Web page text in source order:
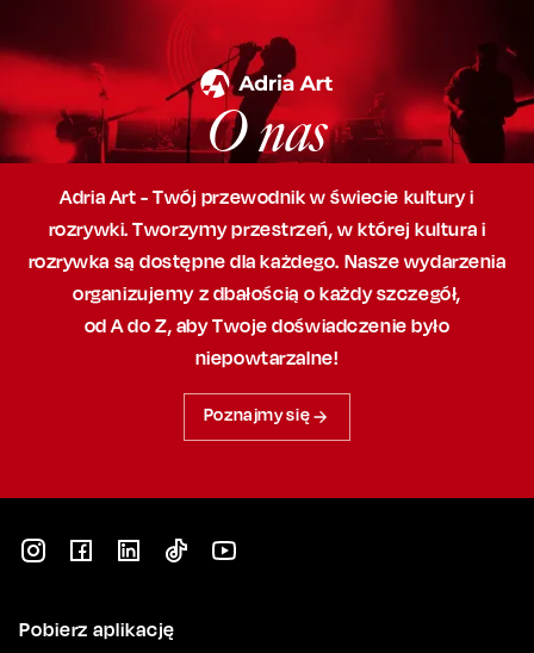
O nas
Adria Art - Twój przewodnik w świecie kultury i
rozrywki. Tworzymy przestrzeń,w której kultura i
rozrywka są dostępne dla każdego. Nasze wydarzenia
organizujemy z dbałością o każdy szczegół,
od A do Z, abyTwoje doświadczenie było
niepowtarzalne!
Poznajmy się
Pobierz aplikację